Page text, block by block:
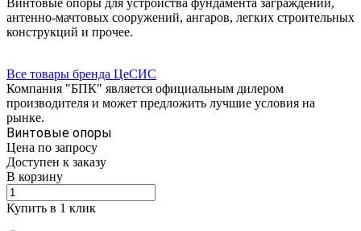
антенно-мачтовых сооружений, ангаров, легких строительных
конструкций и прочее.
Все товары бренда ЦеСИС
Компания "БПК" является официальным дилером
производителя и может предложить лучшие условия на
рынке.
Винтовые опоры
Цена по запросу
Доступен к заказу
В корзину
Купить в 1 клик